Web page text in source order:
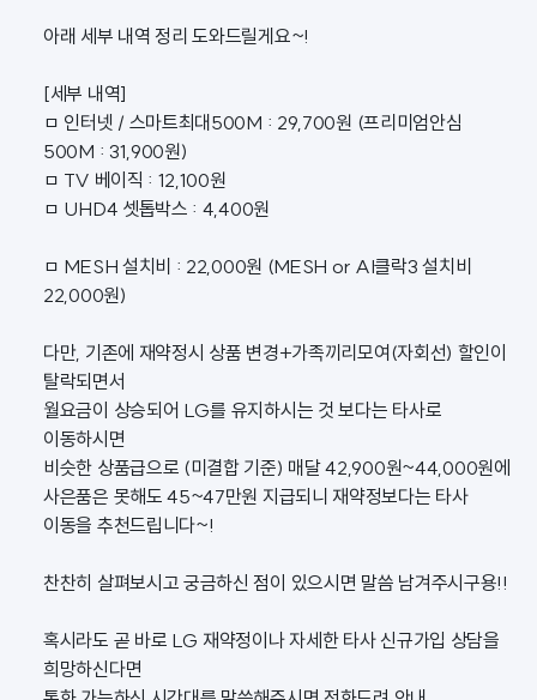
아래 세부 내역 정리 도와드릴게요~!
[세부 내역]
ㅁ 인터넷 / 스마트최대500M : 29,700원 (프리미엄안심
500M : 31,900원)
ㅁ TV 베이직 : 12,100원
ㅁ UHD4 셋톱박스 : 4,400원
ㅁ MESH 설치비 : 22,000원 (MESH or AI클락3 설치비
22,000원)
다만, 기존에 재약정시 상품 변경+가족끼리모여(자회선) 할인이
탈락되면서
월요금이 상승되어 LG를 유지하시는 것 보다는 타사로
이동하시면
비슷한 상품급으로 (미결합 기준) 매달 42,900원~44,000원에
사은품은 못해도 45~47만원 지급되니 재약정보다는 타사
이동을 추천드립니다~!
찬찬히 살펴보시고 궁금하신 점이 있으시면 말씀 남겨주시구용!!
혹시라도 곧 바로 LG 재약정이나 자세한 타사 신규가입 상담을
희망하신다면